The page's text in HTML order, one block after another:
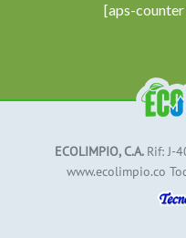
[aps-
ECOLIMPIO, C.A. Rif: J-
www.ecolimpio.co